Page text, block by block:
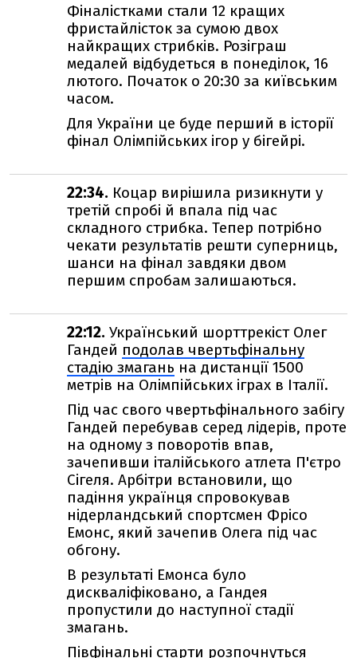
Фіналістками стали 12 кращих
фристайлісток за сумою двох
найкращих стрибків. Розіграш
медалей відбудеться в понеділок, 16
лютого. Початок о 20:30 за київським
часом.
Для України це буде перший в історії
фінал Олімпійських ігор у бігейрі.
22:34. Коцар вирішила ризикнути у
третій спробі й впала під час
складного стрибка. Тепер потрібно
чекати результатів решти суперниць,
шанси на фінал завдяки двом
першим спробам залишаються.
22:12. Український шорттрекіст Олег
Гандей подолав чвертьфінальну
стадію змагань на дистанції 1500
метрів на Олімпійських іграх в Італії.
Під час свого чвертьфінального забігу
Гандей перебував серед лідерів, проте
на одному з поворотів впав,
зачепивши італійського атлета П'єтро
Сігеля. Арбітри встановили, що
падіння українця спровокував
нідерландський спортсмен Фрісо
Емонс, який зачепив Олега під час
обгону.
В результаті Емонса було
дискваліфіковано, а Гандея
пропустили до наступної стадії
змагань.
Півфінальні старти розпочнуться